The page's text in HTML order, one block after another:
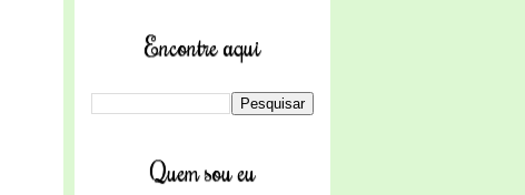
Encontre aqui
Quem sou eu